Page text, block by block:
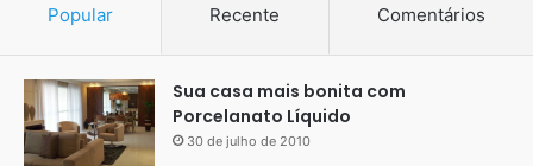
Popular Recente Comentários
Sua casa mais bonita com
Porcelanato Líquido
30 de julho de 2010